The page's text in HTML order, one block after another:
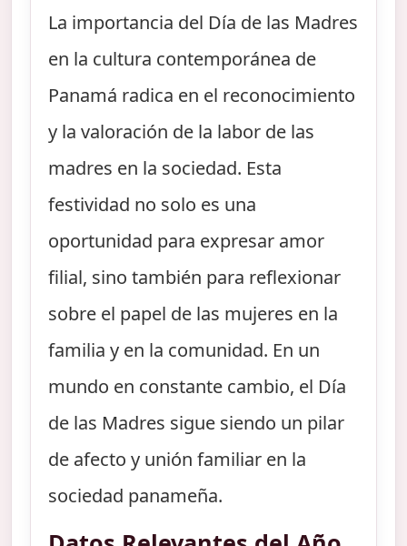
La importancia del Día de las Madres
en la cultura contemporánea de
Panamá radica en el reconocimiento
y la valoración de la labor de las
madres en la sociedad. Esta
festividad no solo es una
oportunidad para expresar amor
filial, sino también para reflexionar
sobre el papel de las mujeres en la
familia y en la comunidad. En un
mundo en constante cambio, el Día
de las Madres sigue siendo un pilar
de afecto y unión familiar en la
sociedad panameña.